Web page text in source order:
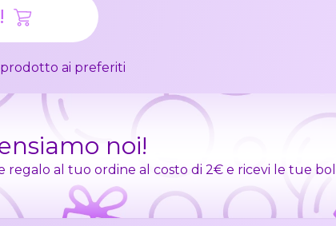
ai preferiti
noi!
regalo al tuo ordine al costo di 2€ e ricevi le tue